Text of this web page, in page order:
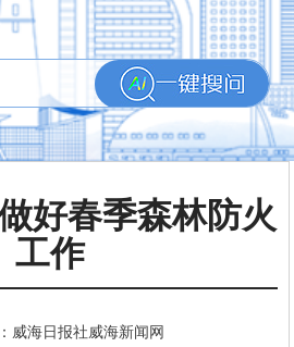
好春季森林防火
工作
威海日报社威海新闻网